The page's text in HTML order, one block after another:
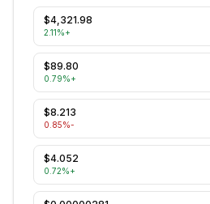
$4,321.98
+
2.11%
$89.80
+
0.79%
$8.213
-0.85
%
$4.052
+
0.72%